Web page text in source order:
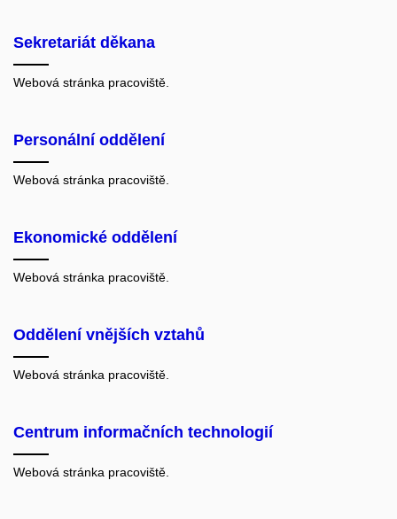
Sekretariát děkana
Webová stránka pracoviště.
Personální oddělení
Webová stránka pracoviště.
Ekonomické oddělení
Webová stránka pracoviště.
Oddělení vnějších vztahů
Webová stránka pracoviště.
Centrum informačních technologií
Webová stránka pracoviště.